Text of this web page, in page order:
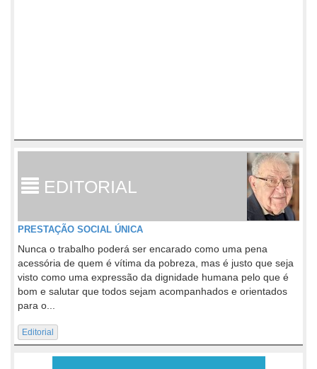
EDITORIAL
PRESTAÇÃO SOCIAL ÚNICA
Nunca o trabalho poderá ser encarado como uma pena
acessória de quem é vítima da pobreza, mas é justo que seja
visto como uma expressão da dignidade humana pelo que é
bom e salutar que todos sejam acompanhados e orientados
para o...
Editorial